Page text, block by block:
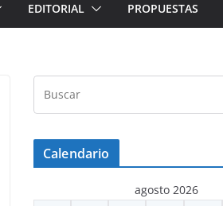
EDITORIAL PROPUESTAS
Calendario
agosto 2026